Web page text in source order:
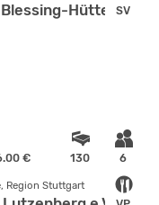
SV
Hütte
€ 130 6
Region Stuttgart